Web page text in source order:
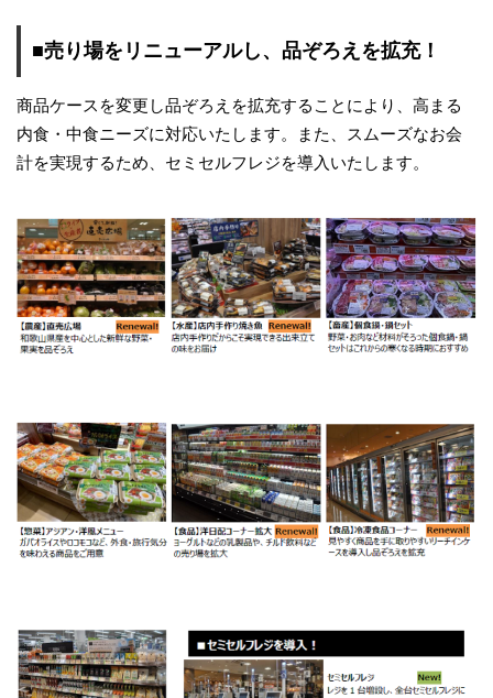
■売り場をリニューアルし、品ぞろえを拡充！
商品ケースを変更し品ぞろえを拡充することにより、高まる
内食・中食ニーズに対応いたします。また、スムーズなお会
計を実現するため、セミセルフレジを導入いたします。